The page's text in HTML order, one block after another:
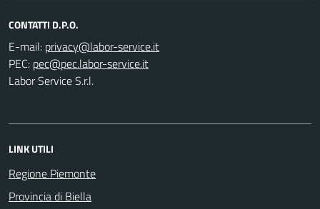
CONTATTI D.P.O.
E-mail:
PEC:
Labor Service S.r.l.
LINK UTILI
Regione Piemonte
Provincia di Biella